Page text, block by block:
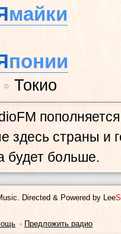
майки
понии
• Токио
здесь страны и
будет больше.
Directed & Powered by Lee
• Предложить радио